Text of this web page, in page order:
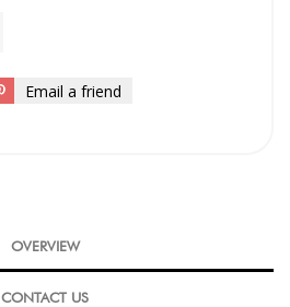
Email a friend
OVERVIEW
CONTACT US